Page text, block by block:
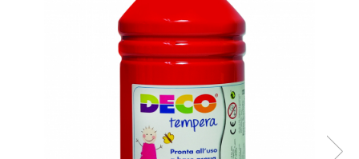
Biciclete si Triciclete
Biciclete Viking Challange